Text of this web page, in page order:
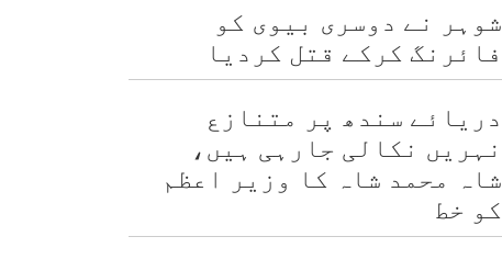
شوہر نے دوسری بیوی کو
فائرنگ کرکے قتل کردیا
دریائے سندھ پر متنازع
نہریں نکالی جارہی ہیں،
شاہ محمد شاہ کا وزیر اعظم
کو خط